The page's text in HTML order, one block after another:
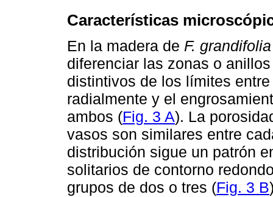
Características
En la madera de F. grandifolia
diferenciar las zonas o
distintivos de los límites
radialmente y el
ambos (Fig. 3 A). La
vasos son similares entre
distribución sigue un patrón
solitarios de contorno
grupos de dos o tres (Fig. 3 B